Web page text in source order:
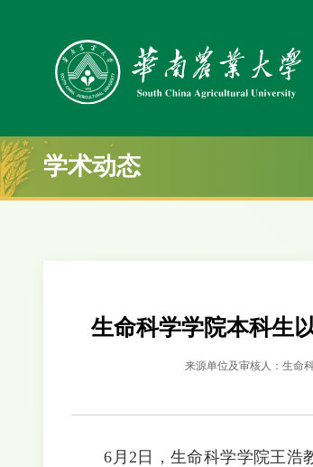
学术动态
生命科学学院本科生
来源单位及审核人：生命
6月2日，生命科学学院王浩